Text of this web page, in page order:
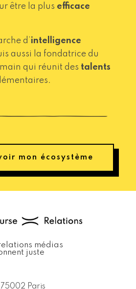
être la plus efficace
d’ intelligence
aussi la fondatrice du
qui réunit des talents
mon écosystème
médias
juste
Paris